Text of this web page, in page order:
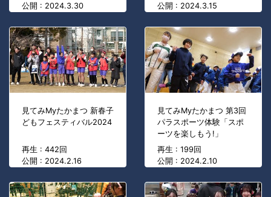
公開 : 2024.3.30
公開 : 2024.3.15
見てみMyたかまつ 新春子
どもフェスティバル2024
再生 : 442回
公開 : 2024.2.16
見てみMyたかまつ 第3回
パラスポーツ体験「スポ
ーツを楽しもう!」
再生 : 199回
公開 : 2024.2.10